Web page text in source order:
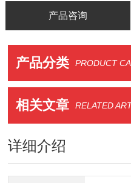
产品咨询
产品分类 PRODUCT
相关文章 RELATED
详细介绍